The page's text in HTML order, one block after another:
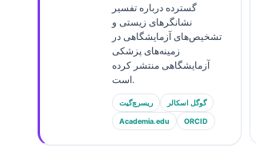
گسترده درباره تفسیر
نشانگرهای زیستی و
تشخیص‌های آزمایشگاهی در
زمینه‌های پزشکی
آزمایشگاهی منتشر کرده
است.
ریسرچ‌گیت گوگل اسکالر
Academia.edu ORCID